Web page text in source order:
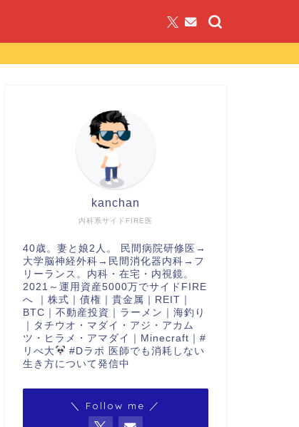
内科系サイドFIRE医
kanchan
40歳。妻と娘2人。 民間病院研修医→
大学脳神経外科→民間消化器内科→フ
リーランス。内科・在宅・内視鏡。
2021～運用資産5000万でサイドFIRE
へ ｜株式｜債権｜貴金属｜REIT｜
BTC｜不動産投資｜ラーメン｜海釣り
｜タチウオ・マダイ・アジ・アカム
ツ・ヒラメ・アマダイ｜Minecraft｜#
リべ大
#Dラボ 医師でも消耗しない
生き方について発信中
＼ Follow me ／